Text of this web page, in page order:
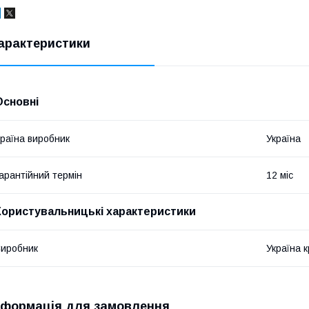
виробник Україна
термін 12 міс
характеристики
Україна